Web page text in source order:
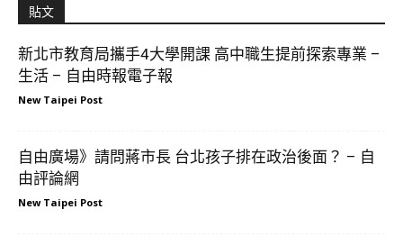
貼文
新北市教育局攜手4大學開課 高中職生提前探索專業 –
生活 – 自由時報電子報
New Taipei Post
自由廣場》請問蔣市長 台北孩子排在政治後面？ – 自
由評論網
New Taipei Post